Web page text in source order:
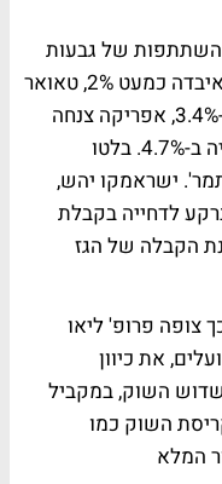
של גבעות
יהש, עם עלייה של 4.5%. מנגד, כיל איבדה כמעט 2%, טאואר
צנחה ב-5.8%, חברה לישראל ירדה ב-3.4%, אפריקה צנחה
ב-4.7% לשפל חדש, כלל ביוטכנולוגיה ב-4.7%. בלטו
ישראמקו יהש,
לדחייה בקבלת
הקבלה של הגז
צופה פרופ' ליאו
את כיוון
השוק, במקביל
השוק כמו
המלא